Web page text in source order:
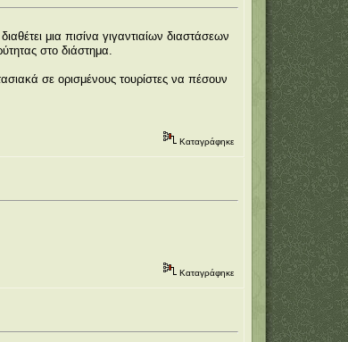
μια πισίνα γιγαντιαίων διαστάσεων
στο διάστημα.
σε ορισμένους τουρίστες να πέσουν
Καταγράφηκε
Καταγράφηκε